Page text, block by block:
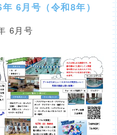
6月号（令和8年）
6月号